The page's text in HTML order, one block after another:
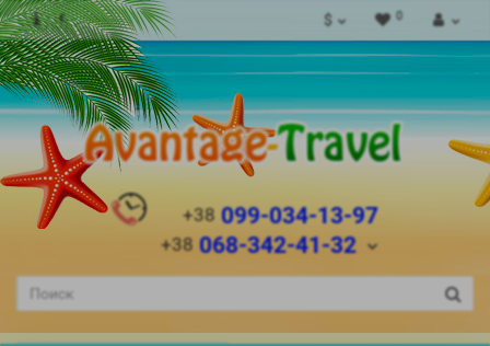
$ 0
+38 099-034-13-97
+38 068-342-41-32